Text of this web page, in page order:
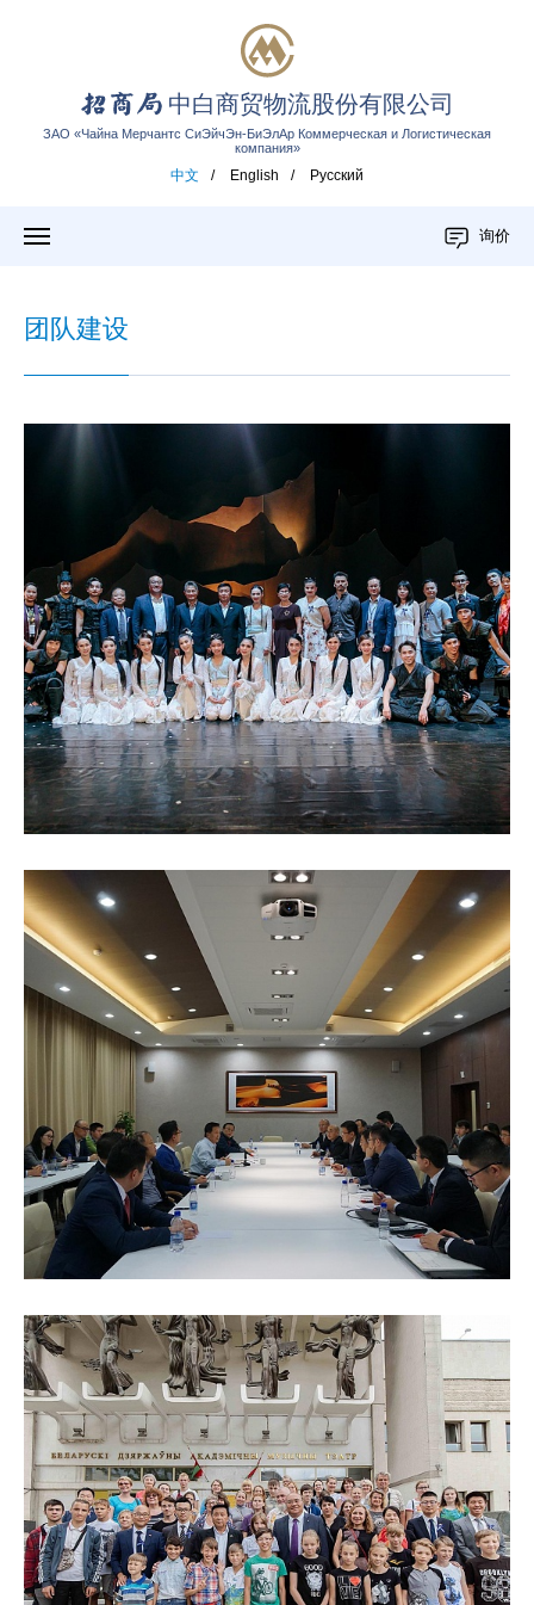
中白商贸物流股份有限公司
ЗАО «Чайна Мерчантс СиЭйчЭн-БиЭлАр Коммерческая и Логистическая
компания»
中文 / English / Русский
询价
团队建设